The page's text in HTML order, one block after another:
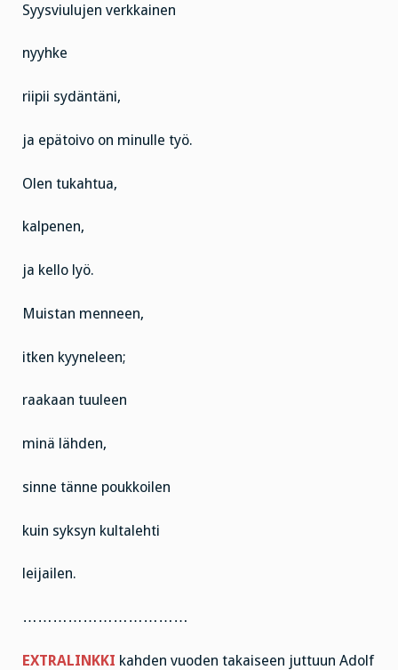
Syysviulujen verkkainen
nyyhke
riipii sydäntäni,
ja epätoivo on minulle työ.
Olen tukahtua,
kalpenen,
ja kello lyö.
Muistan menneen,
itken kyyneleen;
raakaan tuuleen
minä lähden,
sinne tänne poukkoilen
kuin syksyn kultalehti
leijailen.
……………………………
EXTRALINKKI kahden vuoden takaiseen juttuun Adolf